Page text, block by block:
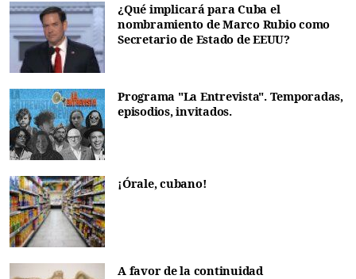
¿Qué implicará para Cuba el
nombramiento de Marco Rubio como
Secretario de Estado de EEUU?
Programa "La Entrevista". Temporadas,
episodios, invitados.
¡Órale, cubano!
A favor de la continuidad